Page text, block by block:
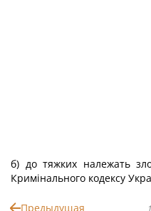
б) до тяжких належать
Кримінального кодексу
Предыдущая